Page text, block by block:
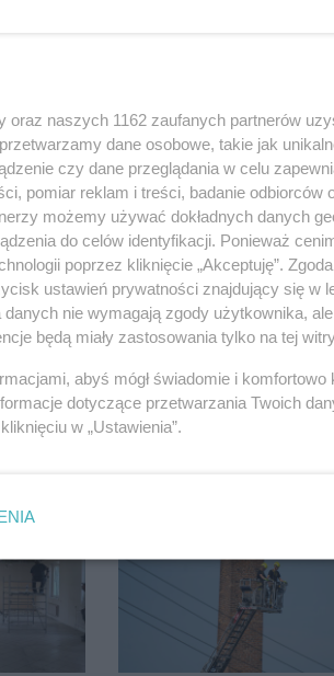
News
oraz naszych 1162 zaufanych partnerów
dane osobowe, takie jak
czy dane przeglądania w celu
pomiar reklam i treści, badanie odbiorców
możemy używać dokładnych danych
do celów identyfikacji. Ponieważ
poprzez kliknięcie „Akceptuję”.
ustawień prywatności znajdujący się w
nie wymagają zgody użytkownika,
będą miały zastosowania tylko na tej
abyś mógł świadomie i
dotyczące przetwarzania Twoich
w „Ustawienia”.